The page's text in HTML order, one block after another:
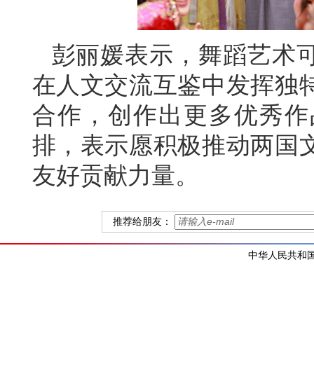
彭丽媛表示，舞蹈艺术
在人文交流互鉴中发挥独
合作，创作出更多优秀
排，表示愿积极推动两国
友好贡献力量。
推荐给朋友：
中华人民共和